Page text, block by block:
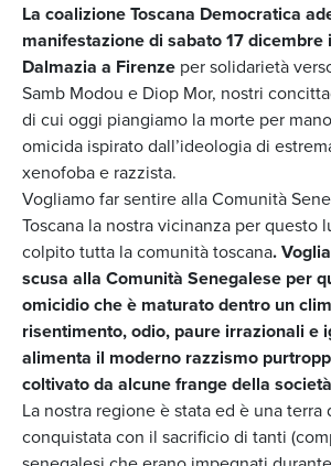
La coalizione Toscana Democratica
manifestazione di sabato 17 dicembre
Dalmazia a Firenze per solidarietà
Samb Modou e Diop Mor, nostri
di cui oggi piangiamo la morte per
omicida ispirato dall’ideologia di
xenofoba e razzista.
Vogliamo far sentire alla Comunità
Toscana la nostra vicinanza per questo
colpito tutta la comunità toscana.
scusa alla Comunità Senegalese per
omicidio che è maturato dentro un
risentimento, odio, paure irrazionali e
alimenta il moderno razzismo
coltivato da alcune frange della
La nostra regione è stata ed è una terra
conquistata con il sacrificio di tanti